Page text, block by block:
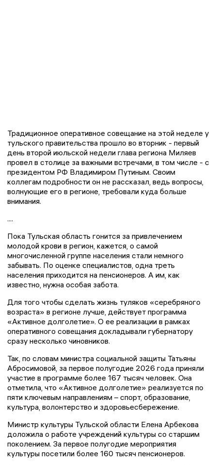
Традиционное оперативное совещание на этой неделе у
тульского правительства прошло во вторник - первый
день второй июльской недели глава региона Миляев
провел в столице за важными встречами, в том числе - с
президентом РФ Владимиром Путиным. Своим
коллегам подробности он не рассказал, ведь вопросы,
волнующие его в регионе, требовали куда больше
внимания.
....
Пока Тульская область гонится за привлечением
молодой крови в регион, кажется, о самой
многочисленной группе населения стали немного
забывать. По оценке специалистов, одна треть
населения приходится на пенсионеров. А им, как
известно, нужна особая забота.
Для того чтобы сделать жизнь туляков «серебряного
возраста» в регионе лучше, действует программа
«Активное долголетие». О ее реализации в рамках
оперативного совещания докладывали губернатору
сразу несколько чиновников.
Так, по словам министра социальной защиты Татьяны
Абросимовой, за первое полугодие 2026 года приняли
участие в программе более 167 тысяч человек. Она
отметила, что «Активное долголетие» реализуется по
пяти ключевым направлениям – спорт, образование,
культура, волонтерство и здоровьесбережение.
Министр культуры Тульской области Елена Арбекова
доложила о работе учреждений культуры со старшим
поколением. За первое полугодие мероприятия
культуры посетили более 160 тысяч пенсионеров.